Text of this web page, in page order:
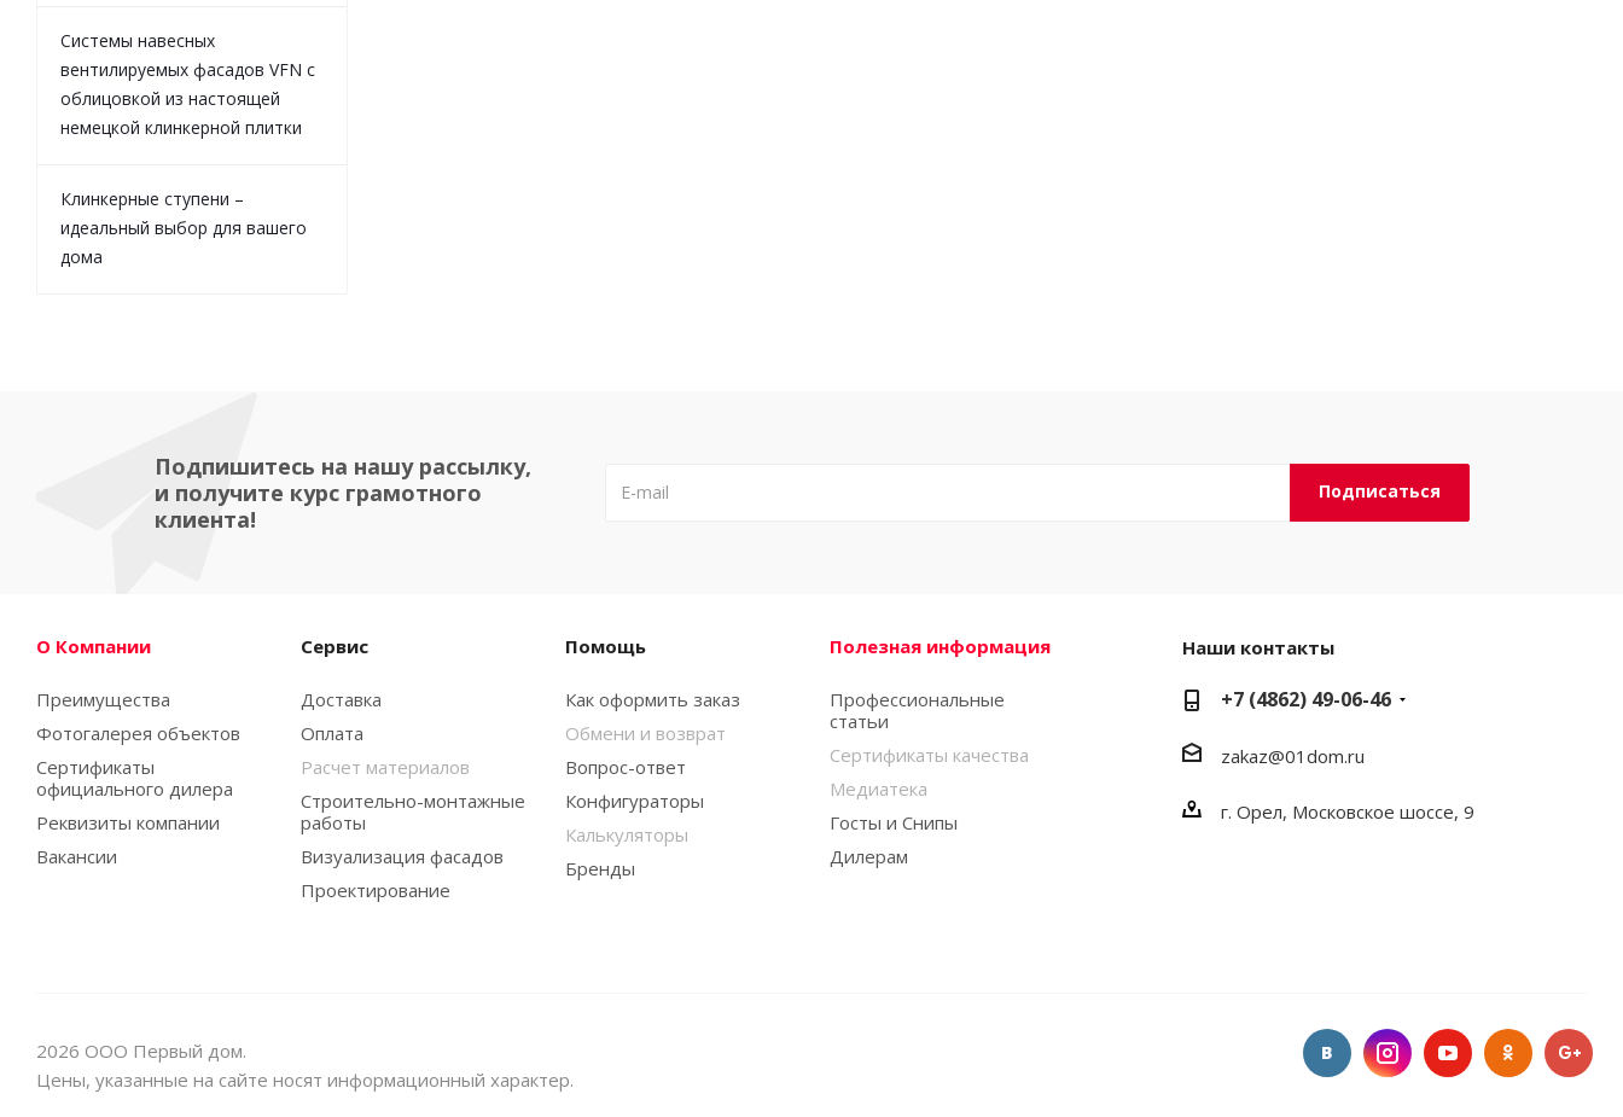
Системы навесных
вентилируемых фасадов VFN с
облицовкой из настоящей
немецкой клинкерной плитки
Клинкерные ступени –
идеальный выбор для вашего
дома
Подпишитесь на нашу рассылку,
и получите курс грамотного
клиента!
О Компании
Преимущества
Фотогалерея объектов
Сертификаты
официального дилера
Реквизиты компании
Вакансии
Сервис
Доставка
Оплата
Расчет материалов
Строительно-монтажные
работы
Визуализация фасадов
Проектирование
Помощь
Как оформить заказ
Обмени и возврат
Вопрос-ответ
Конфигураторы
Калькуляторы
Бренды
Полезная информация
Профессиональные
статьи
Сертификаты качества
Медиатека
Госты и Снипы
Дилерам
Наши контакты
+7 (4862) 49-06-46
zakaz@01dom.ru
г. Орел, Московское шоссе, 9
2026 ООО Первый дом.
Цены, указанные на сайте носят информационный характер.